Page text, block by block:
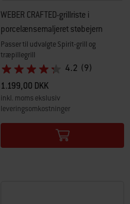
WEBER CRAFTED-grillriste i
porcelænsemaljeret støbejern
Passer til udvalgte Spirit-grill og
træpillegrill
4.2 (9)
1.199,00 DKK
inkl. moms ekslusiv
leveringsomkostninger
Color Options